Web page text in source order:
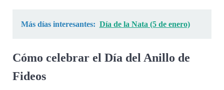
Más días interesantes: Día de la Nata (5 de enero)
Cómo celebrar el Día del Anillo de
Fideos